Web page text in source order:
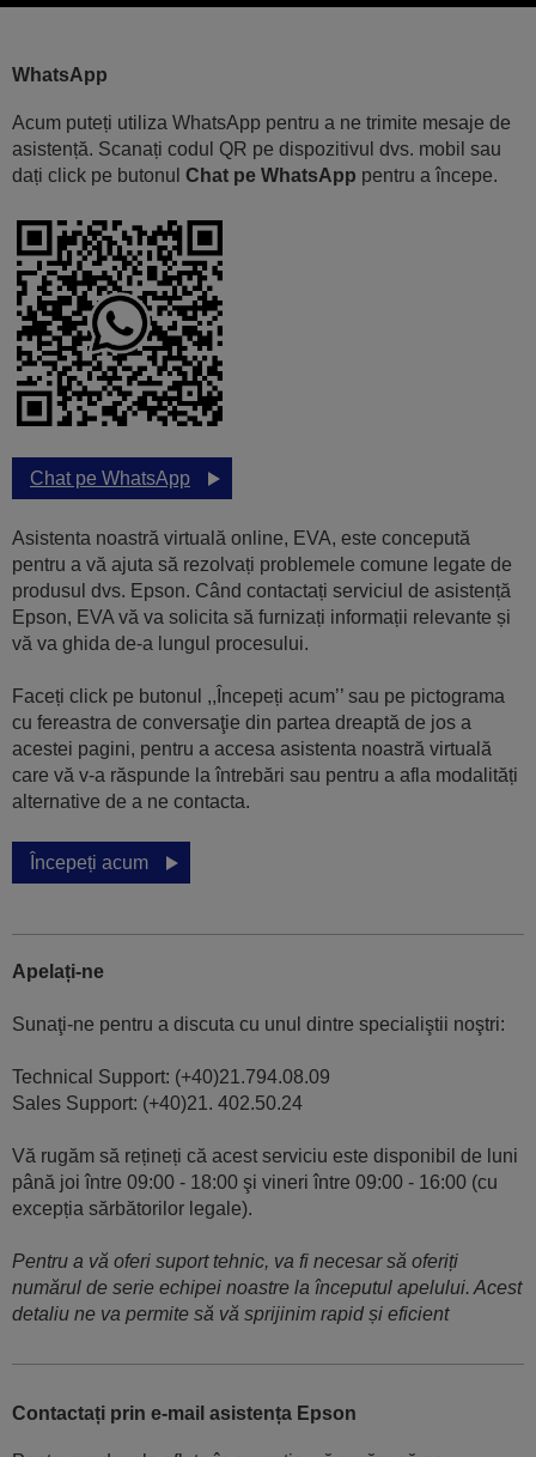
WhatsApp
Acum puteți utiliza WhatsApp pentru a ne trimite mesaje de
asistență. Scanați codul QR pe dispozitivul dvs. mobil sau
dați click pe butonul Chat pe WhatsApp pentru a începe.
Chat pe WhatsApp
Asistenta noastră virtuală online, EVA, este concepută
pentru a vă ajuta să rezolvați problemele comune legate de
produsul dvs. Epson. Când contactați serviciul de asistență
Epson, EVA vă va solicita să furnizați informații relevante și
vă va ghida de-a lungul procesului.
Faceți click pe butonul ,,Începeți acum’’ sau pe pictograma
cu fereastra de conversaţie din partea dreaptă de jos a
acestei pagini, pentru a accesa asistenta noastră virtuală
care vă v-a răspunde la întrebări sau pentru a afla modalități
alternative de a ne contacta.
Începeți acum
Apelați-ne
Sunaţi-ne pentru a discuta cu unul dintre specialiştii noştri:
Technical Support: (+40)21.794.08.09
Sales Support: (+40)21. 402.50.24
Vă rugăm să rețineți că acest serviciu este disponibil de luni
până joi între 09:00 - 18:00 şi vineri între 09:00 - 16:00 (cu
excepția sărbătorilor legale).
Pentru a vă oferi suport tehnic, va fi necesar să oferiți
numărul de serie echipei noastre la începutul apelului. Acest
detaliu ne va permite să vă sprijinim rapid și eficient
Contactați prin e-mail asistența Epson